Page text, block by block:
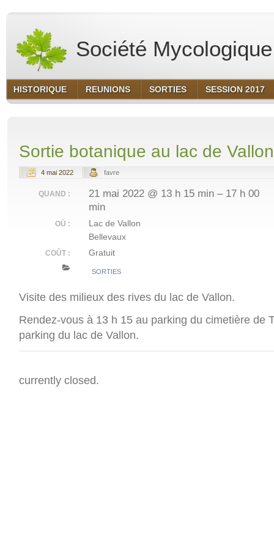
Société
HISTORIQUE REUNIONS SORTIES SESSION 2017
Sortie botanique au lac de Vallon
4 mai 2022 favre
QUAND :
21 mai 2022 @ 13 h 15 min – 17 h 00
min
OÙ :
Lac de Vallon
Bellevaux
COÛT : Gratuit
SORTIES
Visite des milieux des rives du lac de Vallon.
Rendez-vous à 13 h 15 au parking du cimetière de
parking du lac de Vallon.
currently closed.